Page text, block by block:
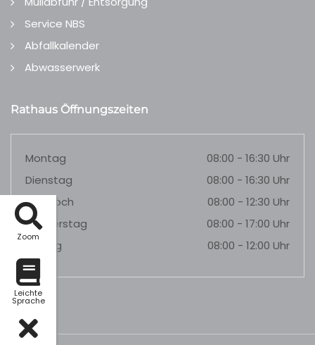
Zoom
Leichte
Sprache
Service NBS
Abfallkalender
Abwasserwerk
Rathaus Öffnungszeiten
Montag
08:00 - 16:30 Uhr
Dienstag
08:00 - 16:30 Uhr
Mittwoch
08:00 - 12:30 Uhr
Donnerstag
08:00 - 17:00 Uhr
Freitag
08:00 - 12:00 Uhr